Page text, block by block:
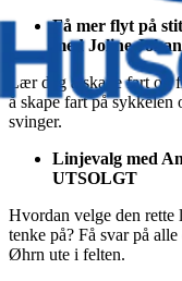
Få mer flyt på
med Joline
Lær deg å skape fart
å skape fart på
svinger.
Linjevalg med
UTSOLGT
Hvordan velge den
tenke på? Få svar på
Øhrn ute i felten.